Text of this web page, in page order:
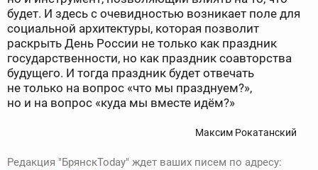
будет. И здесь с очевидностью возникает поле для
социальной архитектуры, которая позволит
раскрыть День России не только как праздник
государственности, но как праздник соавторства
будущего. И тогда праздник будет отвечать
не только на вопрос «что мы празднуем?»,
но и на вопрос «куда мы вместе идём?»
Максим Рокатанский
Редакция "БрянскToday" ждет ваших писем по адресу: